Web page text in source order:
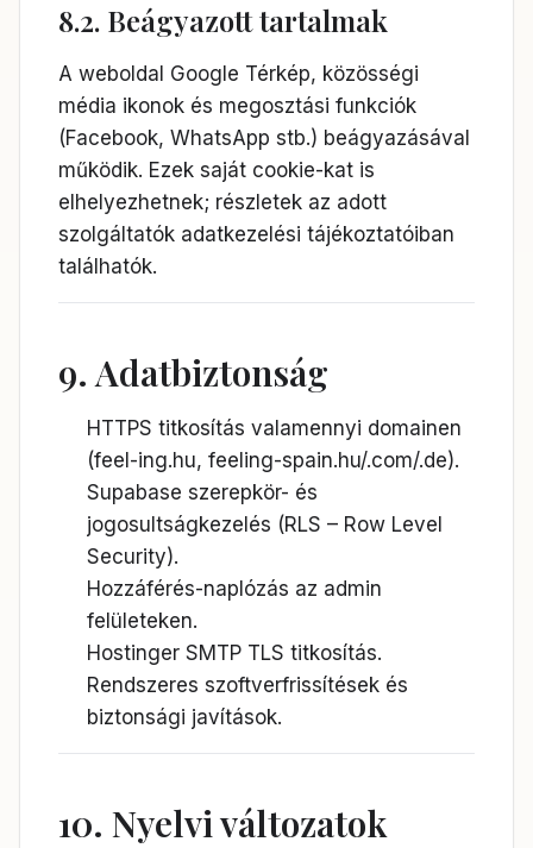
8.2. Beágyazott tartalmak
A weboldal Google Térkép, közösségi
média ikonok és megosztási funkciók
(Facebook, WhatsApp stb.) beágyazásával
működik. Ezek saját cookie-kat is
elhelyezhetnek; részletek az adott
szolgáltatók adatkezelési tájékoztatóiban
találhatók.
9. Adatbiztonság
HTTPS titkosítás valamennyi domainen
(feel-ing.hu, feeling-spain.hu/.com/.de).
Supabase szerepkör- és
jogosultságkezelés (RLS – Row Level
Security).
Hozzáférés-naplózás az admin
felületeken.
Hostinger SMTP TLS titkosítás.
Rendszeres szoftverfrissítések és
biztonsági javítások.
10. Nyelvi változatok